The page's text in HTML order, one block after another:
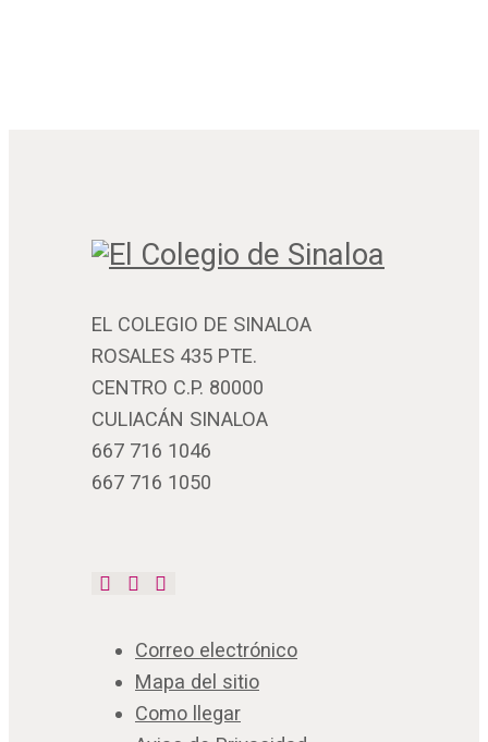
EL COLEGIO DE SINALOA
ROSALES 435 PTE.
CENTRO C.P. 80000
CULIACÁN SINALOA
667 716 1046
667 716 1050
Correo electrónico
Mapa del sitio
Como llegar